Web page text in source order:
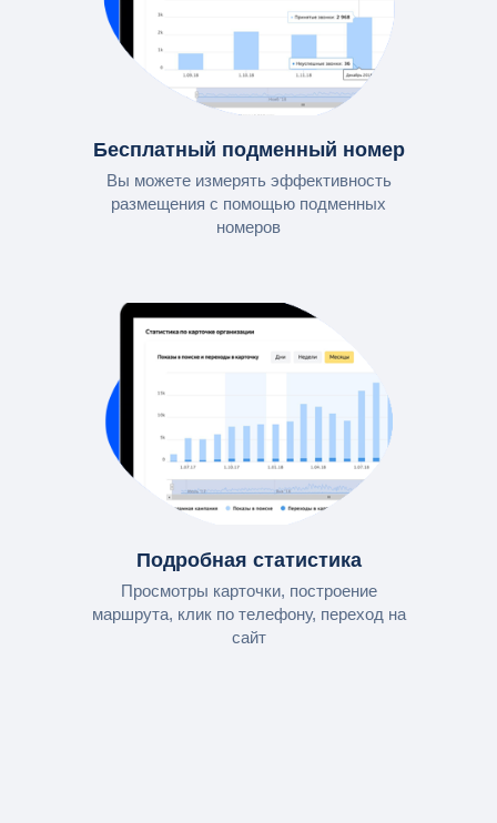
Бесплатный подменный номер
Вы можете измерять эффективность
размещения с помощью подменных
номеров
Подробная статистика
Просмотры карточки, построение
маршрута, клик по телефону, переход на
сайт